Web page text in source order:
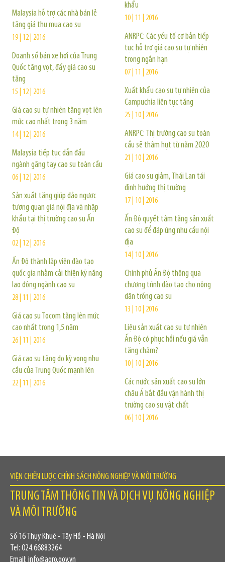
Malaysia hỗ trợ các nhà bán lẻ
tăng giá thu mua cao su
19 | 12 | 2016
Doanh số bán xe hơi của Trung
Quốc tăng vọt, đẩy giá cao su
tăng
15 | 12 | 2016
Giá cao su tự nhiên tăng vọt lên
mức cao nhất trong 3 năm
14 | 12 | 2016
Malaysia tiếp tục dẫn đầu
ngành găng tay cao su toàn cầu
06 | 12 | 2016
Sản xuất tăng giúp đảo ngược
tương quan giá nội địa và nhập
khẩu tại thị trường cao su Ấn
Độ
02 | 12 | 2016
Ấn Độ thành lập viện đào tạo
quốc gia nhằm cải thiện kỹ năng
lao động ngành cao su
28 | 11 | 2016
Giá cao su Tocom tăng lên mức
cao nhất trong 1,5 năm
26 | 11 | 2016
Giá cao su tăng do kỳ vọng nhu
cầu của Trung Quốc mạnh lên
22 | 11 | 2016
khẩu
10 | 11 | 2016
ANRPC: Các yếu tố cơ bản tiếp
tục hỗ trợ giá cao su tự nhiên
trong ngắn hạn
07 | 11 | 2016
Xuất khẩu cao su tự nhiên của
Campuchia liên tục tăng
25 | 10 | 2016
ANRPC: Thị trường cao su toàn
cầu sẽ thâm hụt từ năm 2020
21 | 10 | 2016
Giá cao su giảm, Thái Lan tái
định hướng thị trường
17 | 10 | 2016
Ấn Độ quyết tâm tăng sản xuất
cao su để đáp ứng nhu cầu nội
địa
14 | 10 | 2016
Chính phủ Ấn Độ thông qua
chương trình đào tạo cho nông
dân trồng cao su
13 | 10 | 2016
Liệu sản xuất cao su tự nhiên
Ấn Độ có phục hồi nếu giá vẫn
tăng chậm?
10 | 10 | 2016
Các nước sản xuất cao su lớn
châu Á bắt đầu vận hành thị
trường cao su vật chất
06 | 10 | 2016
VIỆN CHIẾN LƯỢC CHÍNH SÁCH NÔNG NGHIỆP VÀ MÔI TRƯỜNG
TRUNG TÂM THÔNG TIN VÀ DỊCH VỤ NÔNG NGHIỆP
VÀ MÔI TRƯỜNG
Số 16 Thụy Khuê - Tây Hồ - Hà Nội
Tel: 024.66883264
Email: info@agro.gov.vn